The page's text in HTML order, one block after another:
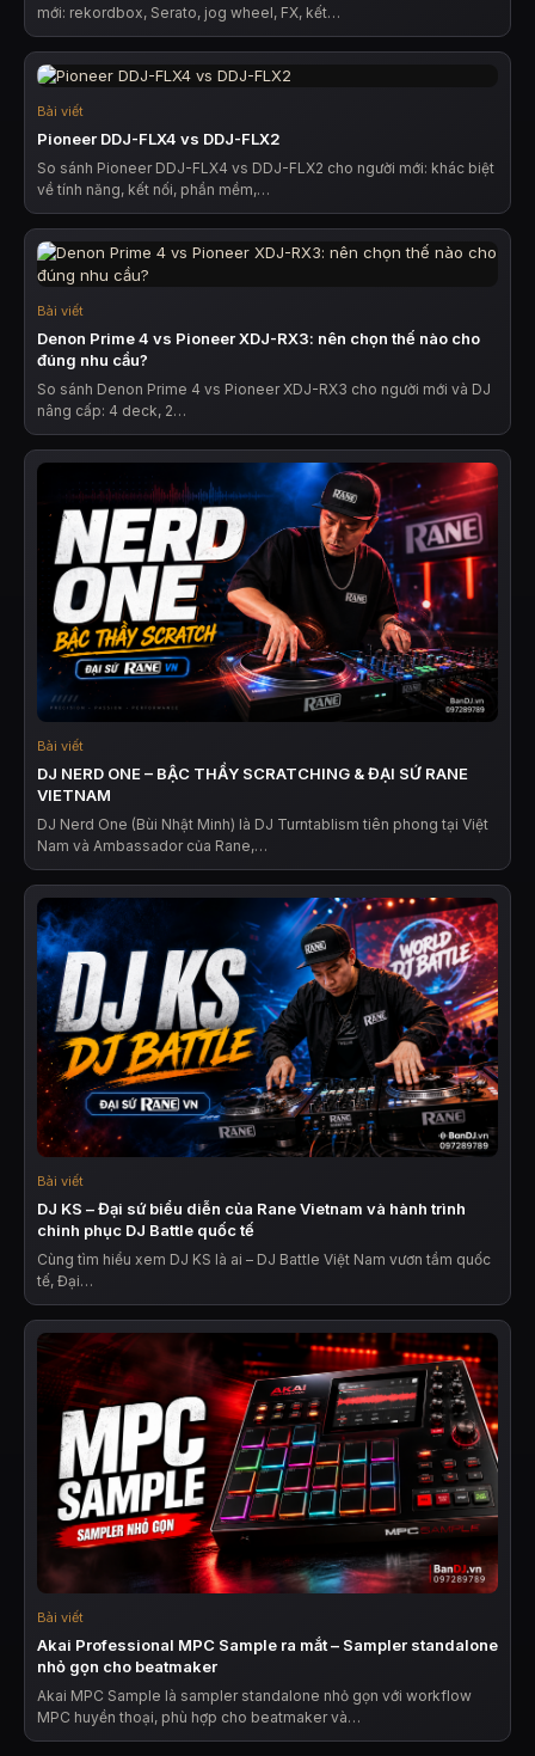
mới: rekordbox, Serato, jog wheel, FX, kết…
Bài viết
Pioneer DDJ-FLX4 vs DDJ-FLX2
So sánh Pioneer DDJ-FLX4 vs DDJ-FLX2 cho người mới: khác biệt
về tính năng, kết nối, phần mềm,…
Bài viết
Denon Prime 4 vs Pioneer XDJ-RX3: nên chọn thế nào cho
đúng nhu cầu?
So sánh Denon Prime 4 vs Pioneer XDJ-RX3 cho người mới và DJ
nâng cấp: 4 deck, 2…
Bài viết
DJ NERD ONE – BẬC THẦY SCRATCHING & ĐẠI SỨ RANE
VIETNAM
DJ Nerd One (Bùi Nhật Minh) là DJ Turntablism tiên phong tại Việt
Nam và Ambassador của Rane,…
Bài viết
DJ KS – Đại sứ biểu diễn của Rane Vietnam và hành trình
chinh phục DJ Battle quốc tế
Cùng tìm hiểu xem DJ KS là ai – DJ Battle Việt Nam vươn tầm quốc
tế, Đại…
Bài viết
Akai Professional MPC Sample ra mắt – Sampler standalone
nhỏ gọn cho beatmaker
Akai MPC Sample là sampler standalone nhỏ gọn với workflow
MPC huyền thoại, phù hợp cho beatmaker và…